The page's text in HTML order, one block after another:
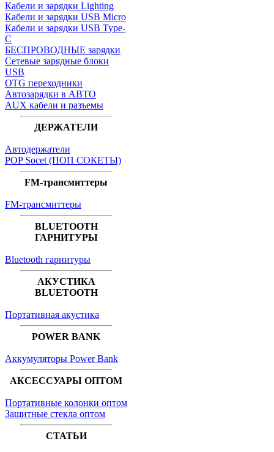
Кабели и зарядки Lighting
Кабели и зарядки USB Micro
Кабели и зарядки USB Type-
C
БЕСПРОВОДНЫЕ зарядки
Сетевые зарядные блоки
USB
OTG переходники
Автозарядки в АВТО
AUX кабели и разъемы
ДЕРЖАТЕЛИ
Автодержатели
POP Socet (ПОП СОКЕТЫ)
FM-трансмиттеры
FM-трансмиттеры
BLUETOOTH
ГАРНИТУРЫ
Bluetooth гарнитуры
АКУСТИКА
BLUETOOTH
Портативная акустика
POWER BANK
Аккумуляторы Power Bank
АКСЕССУАРЫ ОПТОМ
Портативные колонки оптом
Защитные стекла оптом
СТАТЬИ